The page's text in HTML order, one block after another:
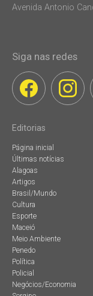
Avenida Antonio
Siga nas redes
Editorias
Página inicial
Últimas notícias
Alagoas
Artigos
Brasil/Mundo
Cultura
Esporte
Maceió
Meio Ambiente
Penedo
Política
Policial
Negócios/Economia